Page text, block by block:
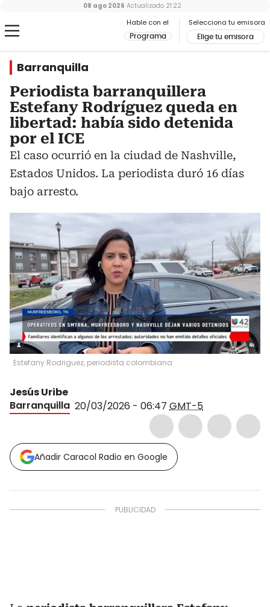
Hable con el
Programa
Selecciona tu emisora
Elige tu emisora
08 ago 2026 Actualizado 21:22
Barranquilla
Periodista barranquillera
Estefany Rodríguez queda en
libertad: había sido detenida
por el ICE
El caso ocurrió en la ciudad de Nashville,
Estados Unidos. La periodista duró 16 días
bajo arresto.
Estefany Rodriguez, periodista colombiana
Jesús Uribe
Barranquilla 20/03/2026 - 06:47 GMT-5
Añadir Caracol Radio en Google